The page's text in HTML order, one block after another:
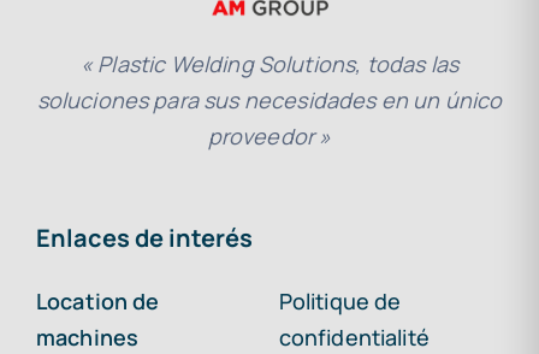
« Plastic Welding Solutions, todas las
soluciones para sus necesidades en un único
proveedor »
Enlaces de interés
Location de
machines
Politique de
confidentialité